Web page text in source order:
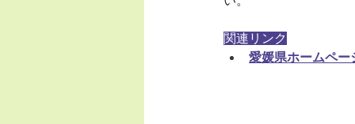
関連リンク
愛媛県ホームペー